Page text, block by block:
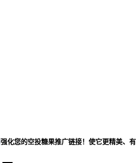
强化您的空投糖果推广链接！使它更精美、有